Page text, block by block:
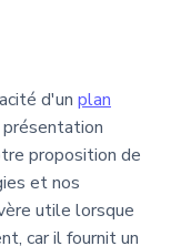
d'un plan
proposition de
et nos
utile lorsque
car il fournit un